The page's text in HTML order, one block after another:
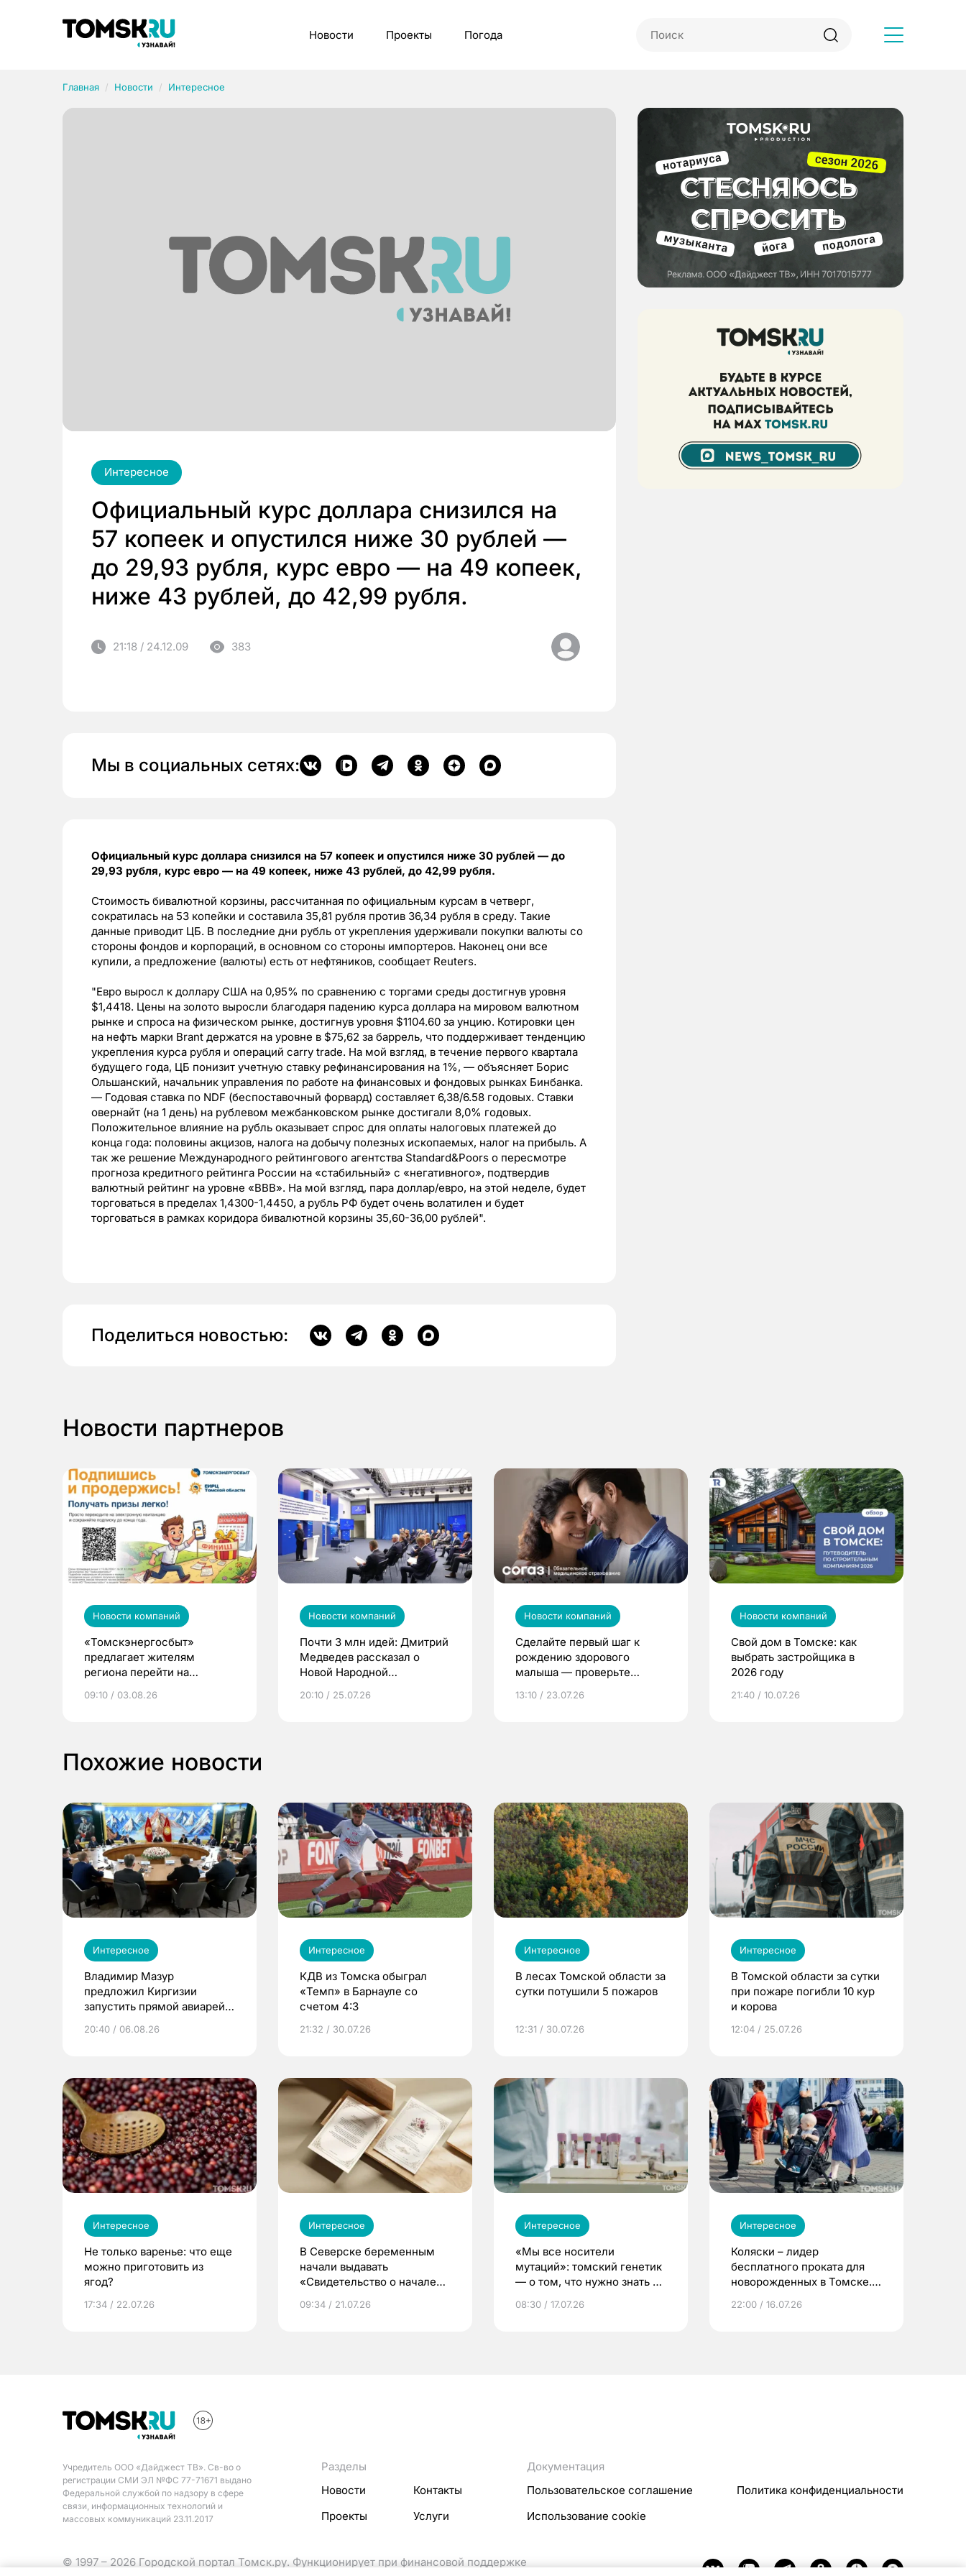
Новости Проекты Погода
Главная Новости Интересное
Интересное
Официальный курс доллара снизился на
57 копеек и опустился ниже 30 рублей —
до 29,93 рубля, курс евро — на 49 копеек,
ниже 43 рублей, до 42,99 рубля.
21:18 / 24.12.09 383
Мы в социальных сетях:
Официальный курс доллара снизился на 57 копеек и опустился ниже 30 рублей — до
29,93 рубля, курс евро — на 49 копеек, ниже 43 рублей, до 42,99 рубля.
Стоимость бивалютной корзины, рассчитанная по официальным курсам в четверг,
сократилась на 53 копейки и составила 35,81 рубля против 36,34 рубля в среду. Такие
данные приводит ЦБ. В последние дни рубль от укрепления удерживали покупки валюты со
стороны фондов и корпораций, в основном со стороны импортеров. Наконец они все
купили, а предложение (валюты) есть от нефтяников, сообщает Reuters.
"Евро выросл к доллару США на 0,95% по сравнению с торгами среды достигнув уровня
$1,4418. Цены на золото выросли благодаря падению курса доллара на мировом валютном
рынке и спроса на физическом рынке, достигнув уровня $1104.60 за унцию. Котировки цен
на нефть марки Brant держатся на уровне в $75,62 за баррель, что поддерживает тенденцию
укрепления курса рубля и операций carry trade. На мой взгляд, в течение первого квартала
будущего года, ЦБ понизит учетную ставку рефинансирования на 1%, — объясняет Борис
Ольшанский, начальник управления по работе на финансовых и фондовых рынках Бинбанка.
— Годовая ставка по NDF (беспоставочный форвард) составляет 6,38/6.58 годовых. Ставки
овернайт (на 1 день) на рублевом межбанковском рынке достигали 8,0% годовых.
Положительное влияние на рубль оказывает спрос для оплаты налоговых платежей до
конца года: половины акцизов, налога на добычу полезных ископаемых, налог на прибыль. А
так же решение Международного рейтингового агентства Standard&Poors о пересмотре
прогноза кредитного рейтинга России на «стабильный» с «негативного», подтвердив
валютный рейтинг на уровне «ВВВ». На мой взгляд, пара доллар/евро, на этой неделе, будет
торговаться в пределах 1,4300-1,4450, а рубль РФ будет очень волатилен и будет
торговаться в рамках коридора бивалютной корзины 35,60-36,00 рублей".
Поделиться новостью:
Новости партнеров
Новости компаний
«Томскэнергосбыт»
предлагает жителям
региона перейти на
выиграть призы
09:10 / 03.08.26
Новости компаний
Почти 3 млн идей: Дмитрий
Медведев рассказал о
Новой Народной
20:10 / 25.07.26
Новости компаний
Сделайте первый шаг к
рождению здорового
малыша — проверьте
по ОМС!
13:10 / 23.07.26
Новости компаний
Свой дом в Томске: как
выбрать застройщика в
2026 году
21:40 / 10.07.26
Похожие новости
Интересное
Владимир Мазур
предложил Киргизии
запустить прямой авиарейс
20:40 / 06.08.26
Интересное
КДВ из Томска обыграл
«Темп» в Барнауле со
счетом 4:3
21:32 / 30.07.26
Интересное
В лесах Томской области за
сутки потушили 5 пожаров
12:31 / 30.07.26
Интересное
В Томской области за сутки
при пожаре погибли 10 кур
и корова
12:04 / 25.07.26
Интересное
Не только варенье: что еще
можно приготовить из
ягод?
17:34 / 22.07.26
Интересное
В Северске беременным
начали выдавать
«Свидетельство о начале
09:34 / 21.07.26
Интересное
«Мы все носители
мутаций»: томский генетик
— о том, что нужно знать до
08:30 / 17.07.26
Интересное
Коляски – лидер
бесплатного проката для
новорожденных в Томске.
22:00 / 16.07.26
Учредитель ООО «Дайджест ТВ». Св-во о
регистрации СМИ ЭЛ №ФС 77-71671 выдано
Федеральной службой по надзору в сфере
связи, информационных технологий и
массовых коммуникаций 23.11.2017
Разделы
Новости
Контакты
Проекты
Услуги
Документация
Пользовательское соглашение
Политика конфиденциальности
Использование cookie
© 1997 – 2026 Городской портал Томск.ру. Функционирует при финансовой поддержке
Рубрики